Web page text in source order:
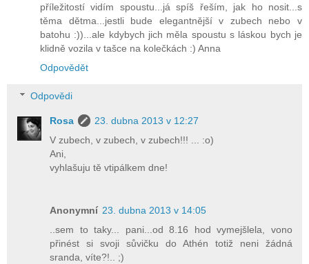
příležitostí vidím spoustu...já spíš řeším, jak ho nosit...s
těma dětma...jestli bude elegantnější v zubech nebo v
batohu :))...ale kdybych jich měla spoustu s láskou bych je
klidně vozila v tašce na kolečkách :) Anna
Odpovědět
Odpovědi
Rosa
23. dubna 2013 v 12:27
V zubech, v zubech, v zubech!!! ... :o)
Ani,
vyhlašuju tě vtipálkem dne!
Anonymní 23. dubna 2013 v 14:05
..sem to taky... pani...od 8.16 hod vymejšlela, vono
přinést si svoji sůvičku do Athén totiž neni žádná
sranda, víte?!.. ;)